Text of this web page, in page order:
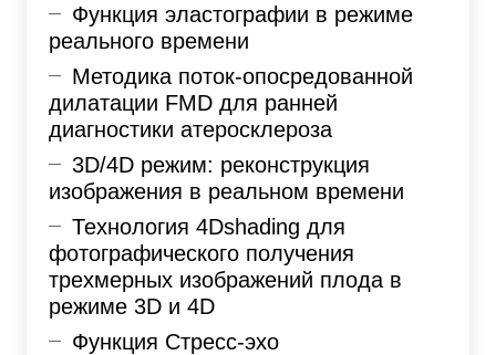
Функция эластографии в режиме
реального времени
Методика поток-опосредованной
дилатации FMD для ранней
диагностики атеросклероза
3D/4D режим: реконструкция
изображения в реальном времени
Технология 4Dshading для
фотографического получения
трехмерных изображений плода в
режиме 3D и 4D
Функция Стресс-эхо